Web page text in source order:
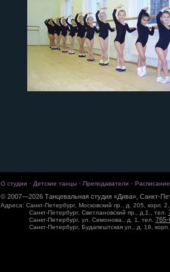
О студии · Детские танцы· Преподаватели · Расписание
© 2007—2026 Танцевальная студия «Дива», Санкт-
Адреса: Санкт-Петербург, Московский пр., д. 205, корп. 2,
Санкт-Петербург, Светлановский пр., д.1., тел.
Санкт-Петербург, ул. Симонова., д. 1, тел. 765-
Санкт-Петербург, Будапештская ул., д. 19, корп.